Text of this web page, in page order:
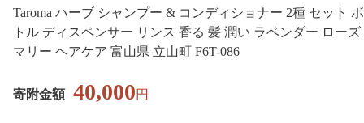
Taroma ハーブ シャンプー & コンディショナー 2種 セット ボ
トル ディスペンサー リンス 香る 髪 潤い ラベンダー ローズ
マリー ヘアケア 富山県 立山町 F6T-086
寄附金額 40,000円